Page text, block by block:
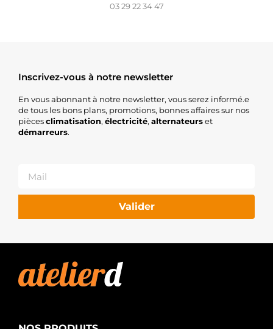
03 29 22 34 47
Inscrivez-vous à notre newsletter
En vous abonnant à notre newsletter, vous serez informé.e
de tous les bons plans, promotions, bonnes affaires sur nos
piècesclimatisation, électricité, alternateurset
démarreurs.
Valider